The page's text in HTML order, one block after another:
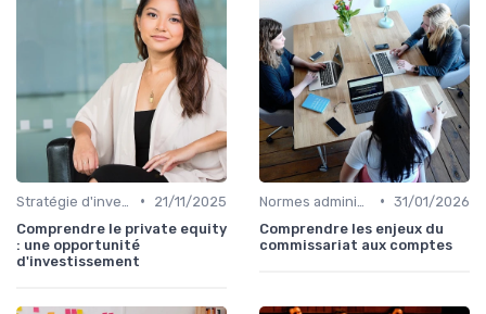
•
21/11/2025
Comprendre le private equity
: une opportunité
d'investissement
• 31/01/2026
Comprendre les enjeux du
commissariat aux comptes